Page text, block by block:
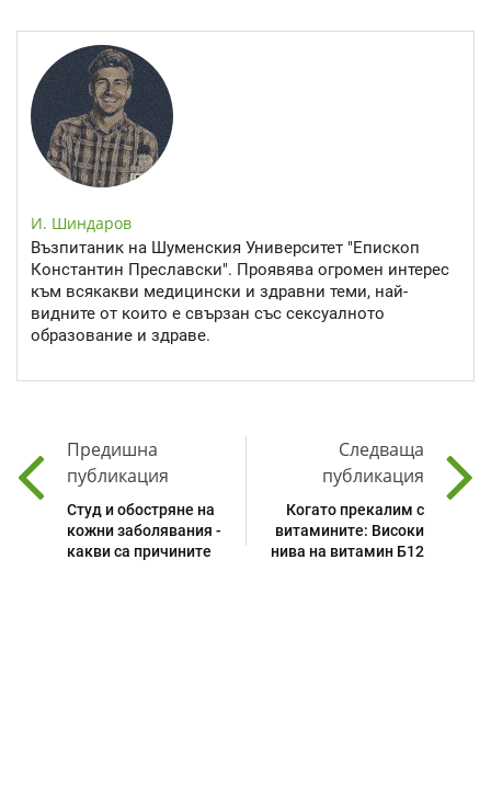
И. Шиндаров
Възпитаник на Шуменския Университет "Епископ
Константин Преславски". Проявява огромен интерес
към всякакви медицински и здравни теми, най-
видните от които е свързан със сексуалното
образование и здраве.
Предишна
публикация
Студ и обостряне на
кожни заболявания -
какви са причините
Следваща
публикация
Когато прекалим с
витамините: Високи
нива на витамин Б12